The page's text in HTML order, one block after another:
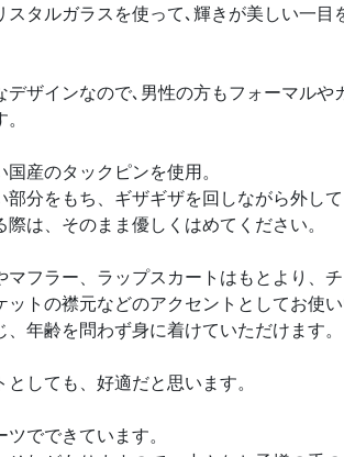
スタルガラスを使って､輝きが美しい一目
デザインなので､男性の方もフォーマルや
国産のタックピンを使用。
部分をもち、ギザギザを回しながら外して
際は、そのまま優しくはめてください。
マフラー、ラップスカートはもとより、
ットの襟元などのアクセントとしてお使い
、年齢を問わず身に着けていただけます。
としても、好適だと思います。
でできています。